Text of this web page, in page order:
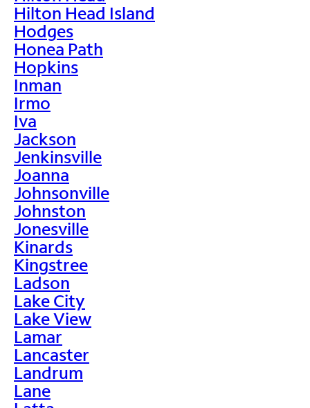
Hilton Head Island
Hodges
Honea Path
Hopkins
Inman
Irmo
Iva
Jackson
Jenkinsville
Joanna
Johnsonville
Johnston
Jonesville
Kinards
Kingstree
Ladson
Lake City
Lake View
Lamar
Lancaster
Landrum
Lane